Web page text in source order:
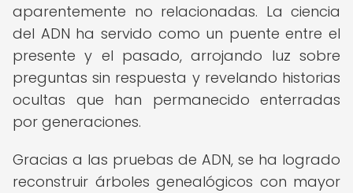
aparentemente no relacionadas. La ciencia
del ADN ha servido como un puente entre el
presente y el pasado, arrojando luz sobre
preguntas sin respuesta y revelando historias
ocultas que han permanecido enterradas
por generaciones.
Gracias a las pruebas de ADN, se ha logrado
reconstruir árboles genealógicos con mayor